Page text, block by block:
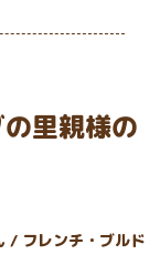
里親様の
/ フレンチ・ブルド